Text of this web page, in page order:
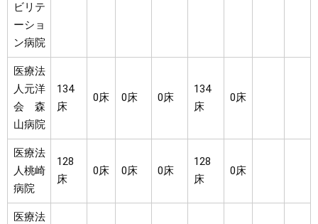
ビリテ
ーショ
ン病院
医療法
人元洋
会 森
山病院
134
床
0床 0床 0床
134
床
0床
医療法
人桃崎
病院
128
床
0床 0床 0床
128
床
0床
医療法